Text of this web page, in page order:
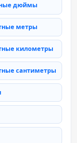
дюймы
метры
километры
сантиметры